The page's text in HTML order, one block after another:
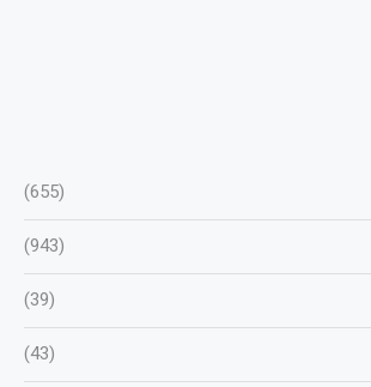
(655)
(943)
(39)
(43)